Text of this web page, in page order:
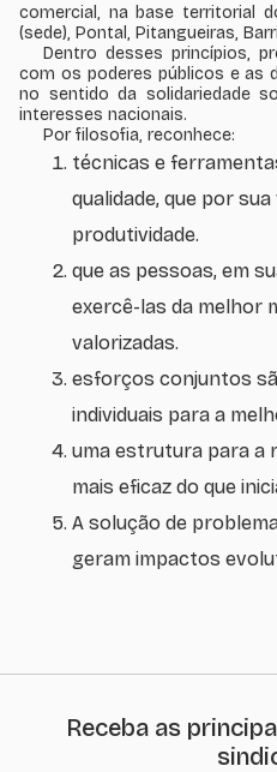
comercial, na base territorial
(sede), Pontal, Pitangueiras,
Dentro desses princípios,
com os poderes públicos e as
no sentido da solidariedade
interesses nacionais.
Por filosofia, reconhece:
técnicas e
qualidade, que por
produtividade.
que as pessoas, em
exercê-las da melhor
valorizadas.
esforços conjuntos
individuais para a
uma estrutura para a
mais eficaz do que
A solução de
geram impactos
Receba as